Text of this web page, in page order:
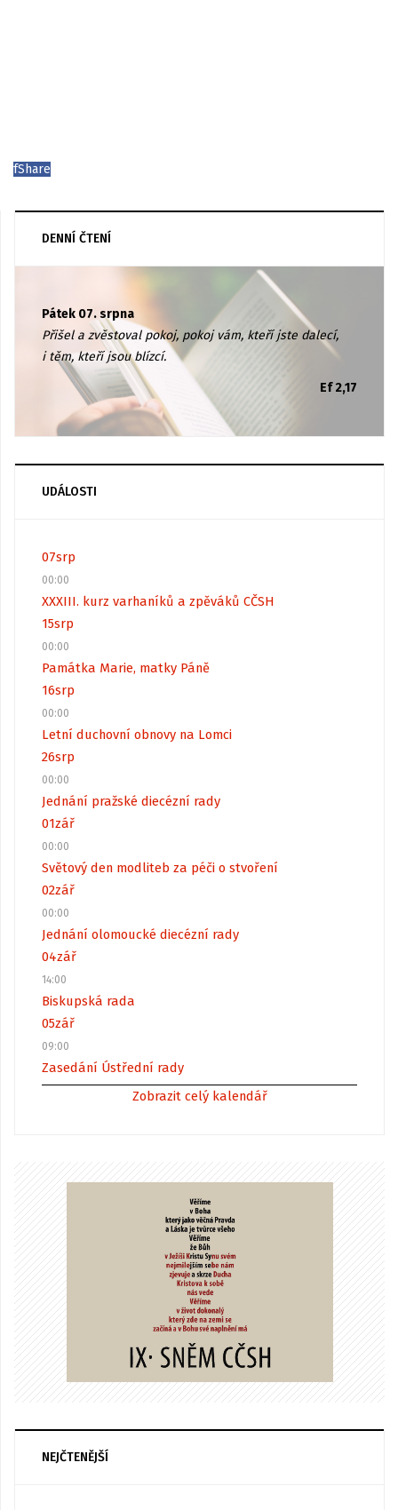
fShare
DENNÍ ČTENÍ
Pátek 07. srpna
Přišel a zvěstoval pokoj, pokoj vám, kteří jste dalecí,
i těm, kteří jsou blízcí.
Ef 2,17
UDÁLOSTI
07srp
00:00
XXXIII. kurz varhaníků a zpěváků CČSH
15srp
00:00
Památka Marie, matky Páně
16srp
00:00
Letní duchovní obnovy na Lomci
26srp
00:00
Jednání pražské diecézní rady
01zář
00:00
Světový den modliteb za péči o stvoření
02zář
00:00
Jednání olomoucké diecézní rady
04zář
14:00
Biskupská rada
05zář
09:00
Zasedání Ústřední rady
Zobrazit celý kalendář
NEJČTENĚJŠÍ